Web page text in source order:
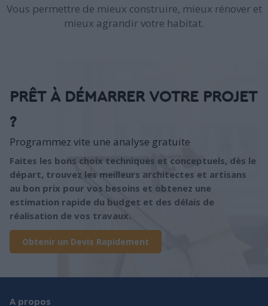
Vous permettre de mieux construire, mieux rénover et
mieux agrandir votre habitat.
PRÊT À DÉMARRER VOTRE PROJET
?
Programmez vite une analyse gratuite
Faites les bons choix techniques et conceptuels, dès le
départ, trouvez les meilleurs architectes et artisans
au bon prix pour vos besoins et obtenez une
estimation rapide du budget et des délais de
réalisation de vos travaux.
Obtenir un Devis Rapidement
A propos